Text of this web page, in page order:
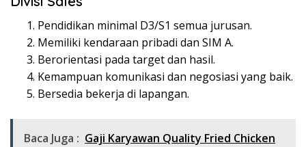
Pendidikan minimal D3/S1 semua jurusan.
Memiliki kendaraan pribadi dan SIM A.
Berorientasi pada target dan hasil.
Kemampuan komunikasi dan negosiasi yang baik.
Bersedia bekerja di lapangan.
Baca Juga : Gaji Karyawan Quality Fried Chicken